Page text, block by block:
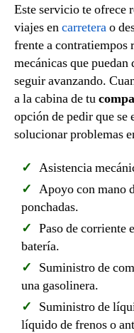
Este servicio te ofrece
viajes encarreterao
frente a contratiempos
mecánicas que
seguir avanzando.
a la cabina de tu
opción de pedir que se
solucionar problemas
Asistencia
Apoyo con mano
ponchadas.
Paso de corriente
batería.
Suministro de
una gasolinera.
Suministro de
líquido de frenos o